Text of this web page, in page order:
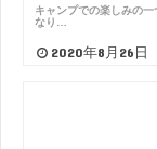
キャンプでの楽しみの
なり…
2020年8月26日